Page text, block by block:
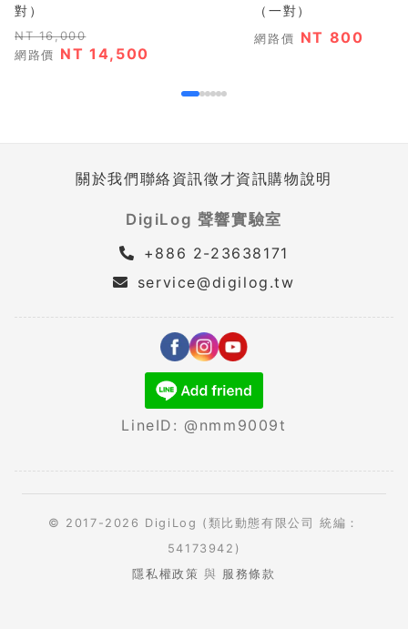
對）
NT 16,000
網路價 NT 14,500
（一對）
網路價 NT 800
關於我們聯絡資訊徵才資訊購物說明
DigiLog 聲響實驗室
+886 2-23638171
service@digilog.tw
LineID: @nmm9009t
© 2017-2026 DigiLog (類比動態有限公司 統編：
54173942)
隱私權政策 與 服務條款